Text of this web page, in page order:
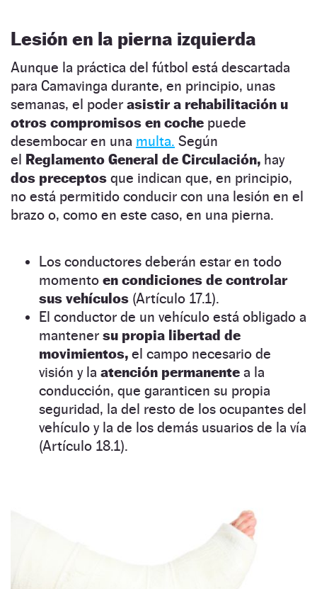
Lesión en la pierna izquierda
Aunque la práctica del fútbol está descartada
para Camavinga durante, en principio, unas
semanas, el poder asistir a rehabilitación u
otros compromisos en coche puede
desembocar en una multa. Según
el Reglamento General de Circulación, hay
dos preceptos que indican que, en principio,
no está permitido conducir con una lesión en el
brazo o, como en este caso, en una pierna.
Los conductores deberán estar en todo
momento en condiciones de controlar
sus vehículos (Artículo 17.1).
El conductor de un vehículo está obligado a
mantener su propia libertad de
movimientos, el campo necesario de
visión y la atención permanente a la
conducción, que garanticen su propia
seguridad, la del resto de los ocupantes del
vehículo y la de los demás usuarios de la vía
(Artículo 18.1).